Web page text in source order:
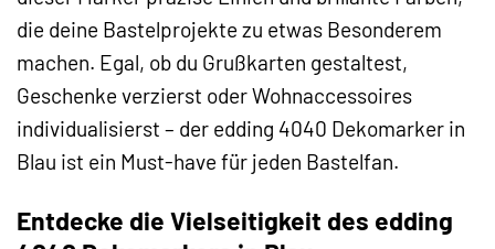
die deine Bastelprojekte zu etwas Besonderem
machen. Egal, ob du Grußkarten gestaltest,
Geschenke verzierst oder Wohnaccessoires
individualisierst – der edding 4040 Dekomarker in
Blau ist ein Must-have für jeden Bastelfan.
Entdecke die Vielseitigkeit des edding